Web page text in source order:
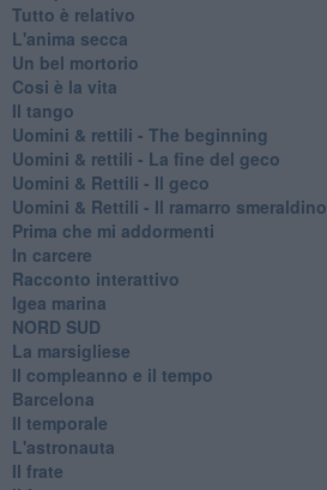
Tutto è relativo
L'anima secca
Un bel mortorio
Cosi è la vita
Il tango
​Uomini & rettili - The beginning
​Uomini & rettili - La fine del geco
Uomini & Rettili - Il geco
Uomini & Rettili - Il ramarro smeraldino
Prima che mi addormenti
In carcere
Racconto interattivo
Igea marina
​NORD SUD
La marsigliese
Il compleanno e il tempo
Barcelona
Il temporale
L'astronauta
Il frate